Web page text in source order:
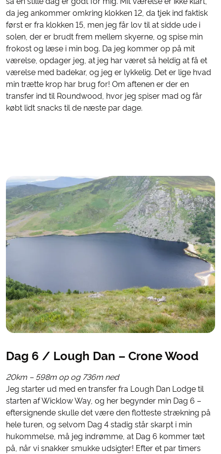
da jeg ankommer omkring klokken 12, da tjek ind faktisk
først er fra klokken 15, men jeg får lov til at sidde ude i
solen, der er brudt frem mellem skyerne, og spise min
frokost og læse i min bog. Da jeg kommer op på mit
værelse, opdager jeg, at jeg har været så heldig at få et
værelse med badekar, og jeg er lykkelig. Det er lige hvad
min trætte krop har brug for! Om aftenen er der en
transfer ind til Roundwood, hvor jeg spiser mad og får
købt lidt snacks til de næste par dage.
Dag 6 / Lough Dan – Crone Wood
20km – 598m op og 736m ned
Jeg starter ud med en transfer fra Lough Dan Lodge til
starten af Wicklow Way, og her begynder min Dag 6 –
eftersignende skulle det være den flotteste strækning på
hele turen, og selvom Dag 4 stadig står skarpt i min
hukommelse, må jeg indrømme, at Dag 6 kommer tæt
på, når vi snakker smukke udsigter! Efter et par timers